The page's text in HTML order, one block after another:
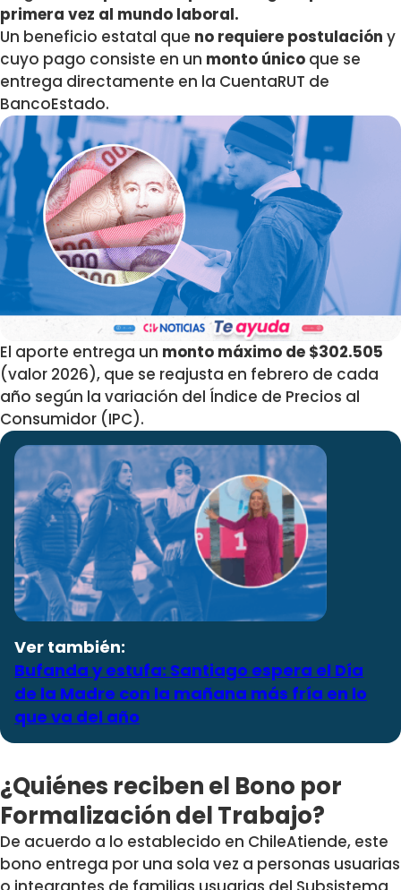
primera vez al mundo laboral.
Un beneficio estatal que no requiere postulación y
cuyo pago consiste en un monto único que se
entrega directamente en la CuentaRUT de
BancoEstado.
El aporte entrega un monto máximo de $302.505
(valor 2026), que se reajusta en febrero de cada
año según la variación del Índice de Precios al
Consumidor (IPC).
Ver también:
Bufanda y estufa: Santiago espera el Día
de la Madre con la mañana más fría en lo
que va del año
¿Quiénes reciben el Bono por
Formalización del Trabajo?
De acuerdo a lo establecido en ChileAtiende, este
bono entrega por una sola vez a personas usuarias